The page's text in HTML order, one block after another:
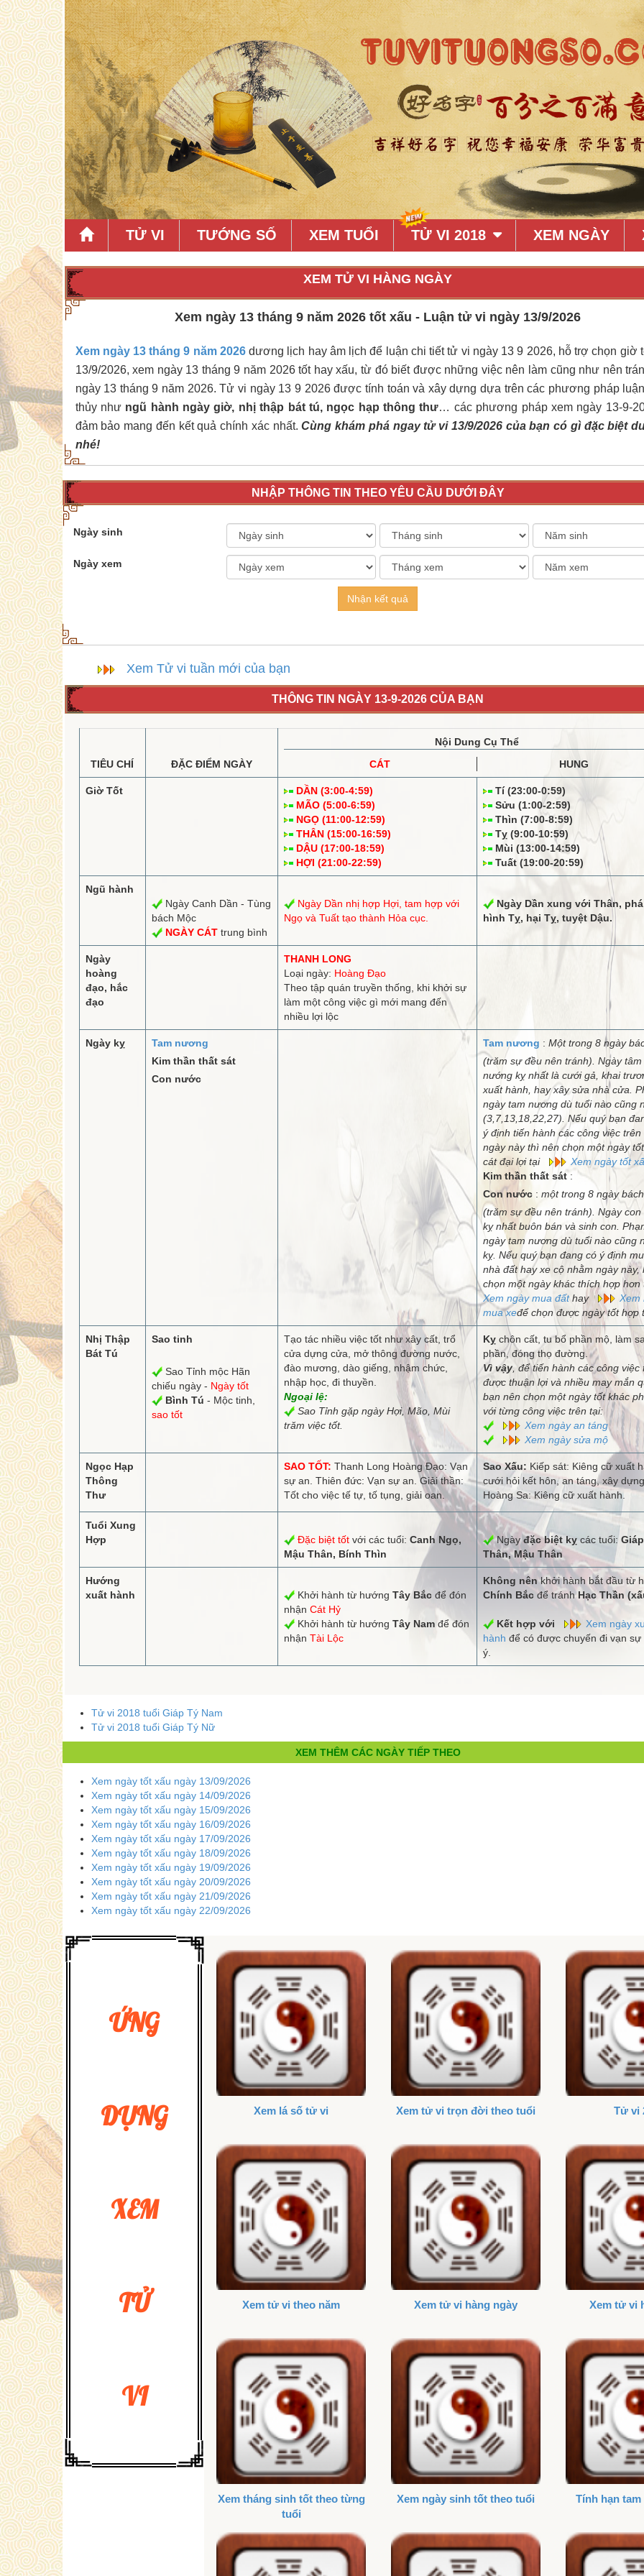
TỬ VI TƯỚNG SỐ XEM TUỔI TỬ VI 2018 XEM NGÀY
XEM TỬ VI HÀNG NGÀY
Xem ngày 13 tháng 9 năm 2026 tốt xấu - Luận tử vi ngày 13/9/2026
Xem ngày 13 tháng 9 năm 2026dương lịch hay âm lịch để luận chi tiết tử vi ngày 13 9 2026, hỗ trợ chọn giờ
13/9/2026, xem ngày 13 tháng 9 năm 2026 tốt hay xấu, từ đó biết được những việc nên làm cũng như nên
ngày 13 tháng 9 năm 2026. Tử vi ngày 13 9 2026 được tính toán và xây dựng dựa trên các phương pháp
thủy như ngũ hành ngày giờ, nhị thập bát tú, ngọc hạp thông thư… các phương pháp xem ngày 13-9-
đảm bảo mang đến kết quả chính xác nhất.Cùng khám phá ngay tử vi 13/9/2026 của bạn có gì đặc biệt
nhé!
NHẬP THÔNG TIN THEO YÊU CẦU DƯỚI ĐÂY
Ngày sinh
Ngày xem
Nhận kết quả
Xem Tử vi tuần mới của bạn
THÔNG TIN NGÀY 13-9-2026 CỦA BẠN
TIÊU CHÍ ĐẶC ĐIỂM NGÀY
Nội Dung Cụ Thể
CÁT
HUNG
Giờ Tốt
DẦN (3:00-4:59)
MÃO (5:00-6:59)
NGỌ (11:00-12:59)
THÂN (15:00-16:59)
DẬU (17:00-18:59)
HỢI (21:00-22:59)
Tí (23:00-0:59)
Sửu (1:00-2:59)
Thìn (7:00-8:59)
Tỵ (9:00-10:59)
Mùi (13:00-14:59)
Tuất (19:00-20:59)
Ngũ hành
Ngày Canh Dần - Tùng
bách Mộc
NGÀY CÁTtrung bình
Ngày Dần nhị hợpHợi, tam hợpvới
Ngọ và Tuất tạo thành Hỏa cục.
Ngày Dần xung với Thân, phá
hình Tỵ, hại Tỵ, tuyệtDậu.
Ngày
hoàng
đạo, hắc
đạo
THANH LONG
Loại ngày: Hoàng Đạo
Theo tập quán truyền thống, khi khởi sự
làm một công việc gì mới mang đến
nhiều lợi lộc
Ngày kỵ
Tam nương
Kim thần thất sát
Con nước
Tam nương : Một trong 8 ngày
(trăm sự đều nên tránh). Ngày tâm
nướng kỵ nhất là cưới gả, khai
xuất hành, hay xây sửa nhà cửa.
ngày tam nương dù tuổi nào cũng
(3,7,13,18,22,27). Nếu quý bạn
ý định tiến hành các công việc trên
ngày này thì nên chọn một ngày
cát đại lợi tại
Xem ngày tốt
Kim thần thất sát:
Con nước: một trong 8 ngày
(trăm sự đều nên tránh). Ngày con
kỵ nhất buôn bán và sinh con.
ngày tam nương dù tuổi nào cũng
kỵ. Nếu quý bạn đang có ý định
nhà đất hay xe cộ nhằm ngày này,
chọn một ngày khác thích hợp hơn
Xem ngày mua đấthay
Xem
mua xeđể chọn được ngày tốt hợp
Nhị Thập
Bát Tú
Sao tinh
Sao Tỉnh mộc Hãn
chiếu ngày - Ngày tốt
Bình Tú - Mộc tinh,
sao tốt
Tạo tác nhiều việc tốt như xây cất, trổ
cửa dựng cửa, mở thông đường nước,
đào mương, dào giếng, nhậm chức,
nhập học, đi thuyền.
Ngoại lệ:
Sao Tỉnh gặp ngày Hợi, Mão, Mùi
trăm việc tốt.
Kỵchôn cất, tu bổ phần mộ, làm
phần, đóng thọ đường.
Vì vậy, để tiến hành các công việc
được thuận lợi và nhiều may mắn
bạn nên chọn một ngày tốt khác
với từng công việc trên tại:
Xem ngày an táng
Xem ngày sửa mộ
Ngọc Hạp
Thông
Thư
SAO TỐT: Thanh Long Hoàng Đạo: Vạn
sự an. Thiên đức: Vạn sự an. Giải thần:
Tốt cho việc tế tự, tố tụng, giải oan.
Sao Xấu: Kiếp sát: Kiêng cữ xuất
cưới hỏi kết hôn, an táng, xây
Hoàng Sa: Kiêng cữ xuất hành.
Tuổi Xung
Hợp
Đặc biệt tốtvới các tuổi: Canh Ngọ,
Mậu Thân, Bính Thìn
Ngày đặc biệt kỵcác tuổi:Giáp
Thân, Mậu Thân
Hướng
xuất hành
Khởi hành từ hướng Tây Bắcđể đón
nhận Cát Hỷ
Khởi hành từ hướng Tây Namđể đón
nhận Tài Lộc
Không nênkhởi hành bắt đầu từ
Chính Bắcđể tránhHạc Thần
Kết hợp với
Xem ngày
hành để có được chuyến đi vạn sự
ý.
Tử vi 2018 tuổi Giáp Tý Nam
Tử vi 2018 tuổi Giáp Tý Nữ
XEM THÊM CÁC NGÀY TIẾP THEO
Xem ngày tốt xấu ngày 13/09/2026
Xem ngày tốt xấu ngày 14/09/2026
Xem ngày tốt xấu ngày 15/09/2026
Xem ngày tốt xấu ngày 16/09/2026
Xem ngày tốt xấu ngày 17/09/2026
Xem ngày tốt xấu ngày 18/09/2026
Xem ngày tốt xấu ngày 19/09/2026
Xem ngày tốt xấu ngày 20/09/2026
Xem ngày tốt xấu ngày 21/09/2026
Xem ngày tốt xấu ngày 22/09/2026
ỨNG
DỤNG
XEM
TỬ
VI
Xem lá số tử vi Xem tử vi trọn đời theo tuổi Tử vi
Xem tử vi theo năm Xem tử vi hàng ngày Xem tử vi
Xem tháng sinh tốt theo từng
tuổi
Xem ngày sinh tốt theo tuổi Tính hạn